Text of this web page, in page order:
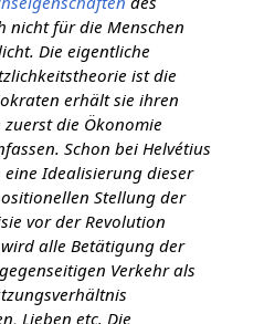
nicht für die Menschen
Die eigentliche
ist die
erhält sie ihren
die Ökonomie
Schon bei Helvétius
Idealisierung dieser
Stellung der
vor der Revolution
alle Betätigung der
Verkehr als
Lieben etc. Die